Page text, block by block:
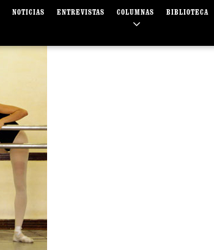
NOTICIAS ENTREVISTAS COLUMNAS BIBLIOTECA